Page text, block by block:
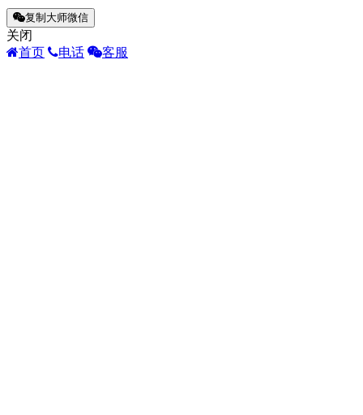
复制大师微信
关闭
首页
电话 客服